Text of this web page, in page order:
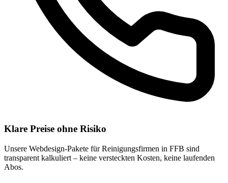
Klare Preise ohne Risiko
Unsere Webdesign-Pakete für Reinigungsfirmen in FFB sind
transparent kalkuliert – keine versteckten Kosten, keine laufenden
Abos.